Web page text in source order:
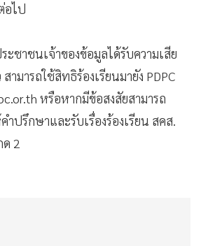
อไป
ะชาชนเจ้าของข้อมูลได้รับความเสีย
ามารถใช้สิทธิร้องเรียนมายัง PDPC
หรือหากมีข้อสงสัยสามารถ
ปรึกษาและรับเรื่องร้องเรียน สคส.
2